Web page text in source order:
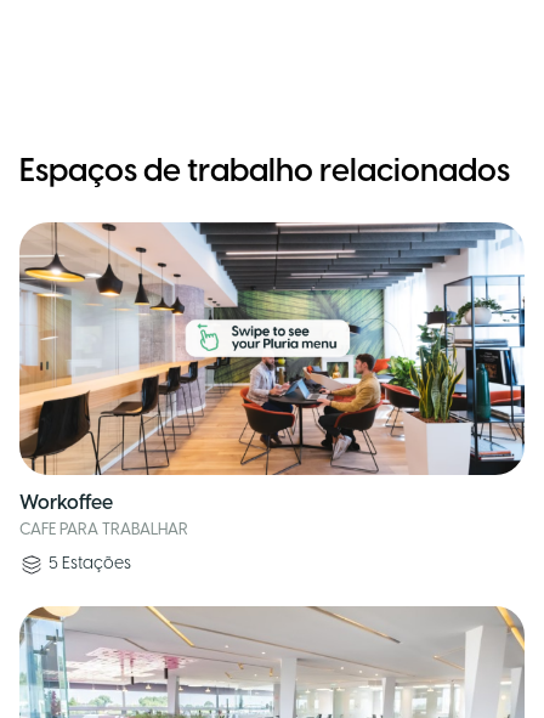
Espaços de trabalho relacionados
Workoffee
CAFE PARA TRABALHAR
5 Estações